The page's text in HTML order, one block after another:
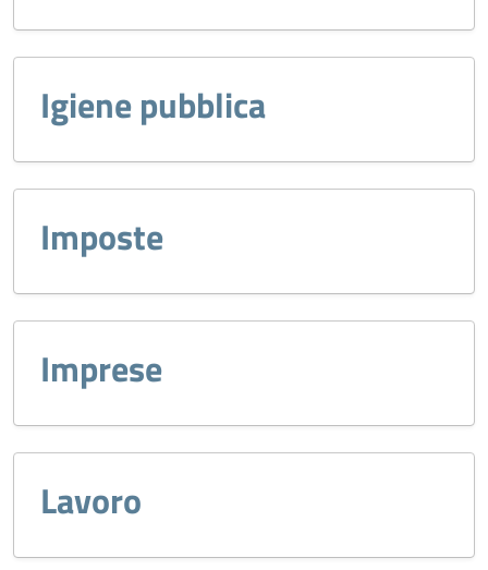
Igiene pubblica
Imposte
Imprese
Lavoro